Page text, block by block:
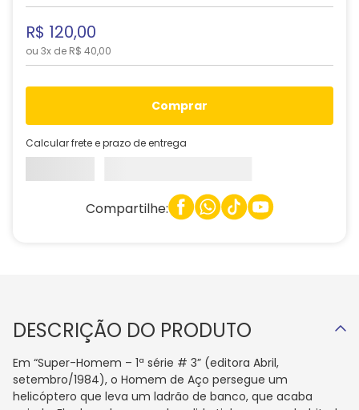
R$ 120,00
ou 3x de R$ 40,00
comprar
Calcular frete e prazo de entrega
Compartilhe:
DESCRIÇÃO DO PRODUTO
Em “Super-Homem – 1ª série # 3” (editora Abril,
setembro/1984), o Homem de Aço persegue um
helicóptero que leva um ladrão de banco, que acaba